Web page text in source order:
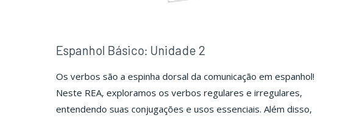
Espanhol Básico: Unidade 2
Os verbos são a espinha dorsal da comunicação em espanhol!
Neste REA, exploramos os verbos regulares e irregulares,
entendendo suas conjugações e usos essenciais. Além disso,